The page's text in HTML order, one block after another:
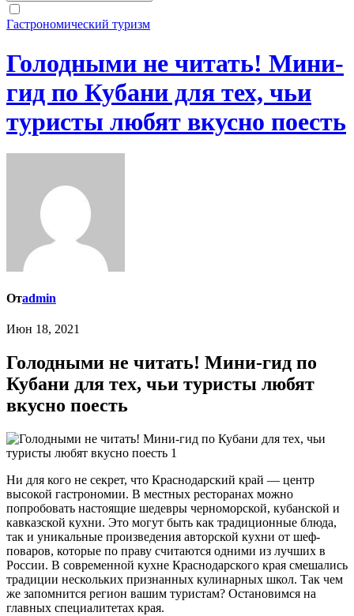
Гастрономический туризм
Голодными не читать! Мини-
гид по Кубани для тех, чьи
туристы любят вкусно поесть
Отadmin
Июн 18, 2021
Голодными не читать! Мини-гид по
Кубани для тех, чьи туристы любят
вкусно поесть
Ни для кого не секрет, что Краснодарский край — центр
высокой гастрономии. В местных ресторанах можно
попробовать настоящие шедевры черноморской, кубанской и
кавказской кухни. Это могут быть как традиционные блюда,
так и уникальные произведения авторской кухни от шеф-
поваров, которые по праву считаются одними из лучших в
России. В современной кухне Краснодарского края смешались
традиции нескольких признанных кулинарных школ. Так чем
же запомнится регион вашим туристам? Остановимся на
главных специалитетах края.